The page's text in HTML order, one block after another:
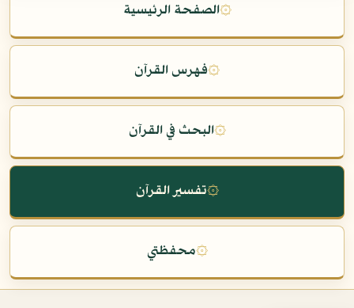
۞الصفحة الرئيسية
۞فهرس القرآن
۞البحث في القرآن
۞تفسير القرآن
۞محفظتي